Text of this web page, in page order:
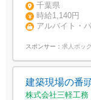
千葉県
時給1,140円
アルバイト・
スポンサー： 求人ボッ
建築現場の番
株式会社三軽工務